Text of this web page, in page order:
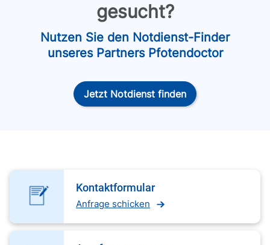
gesucht?
Nutzen Sie den Notdienst-Finder
unseres Partners Pfotendoctor
Jetzt Notdienst finden
Kontaktformular
Anfrage schicken